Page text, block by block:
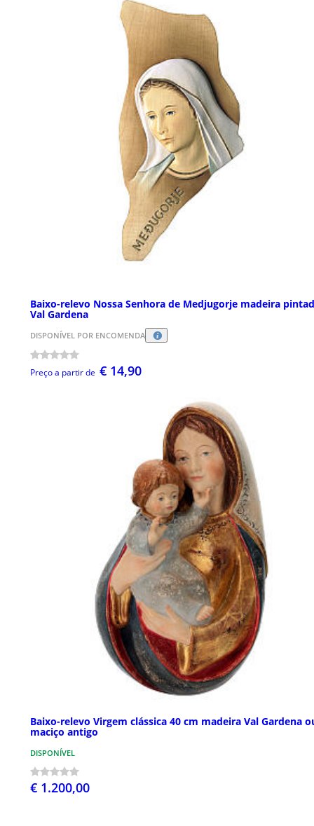
Baixo-relevo Nossa Senhora de Medjugorje madeira
Val Gardena
DISPONÍVEL POR ENCOMENDA
Preço a partir de € 14,90
Baixo-relevo Virgem clássica 40 cm madeira Val Gardena
maciço antigo
DISPONÍVEL
€ 1.200,00